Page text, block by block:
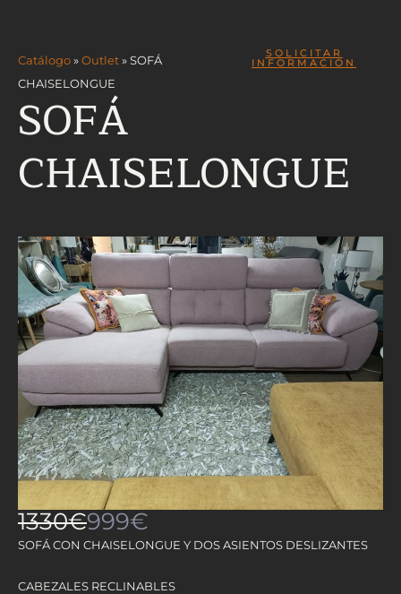
Catálogo»Outlet»SOFÁ
CHAISELONGUE
SOLICITAR
INFORMACIÓN
SOFÁ
CHAISELONGUE
1330€999€
SOFÁ CON CHAISELONGUE Y DOS ASIENTOS DESLIZANTES
CABEZALES RECLINABLES